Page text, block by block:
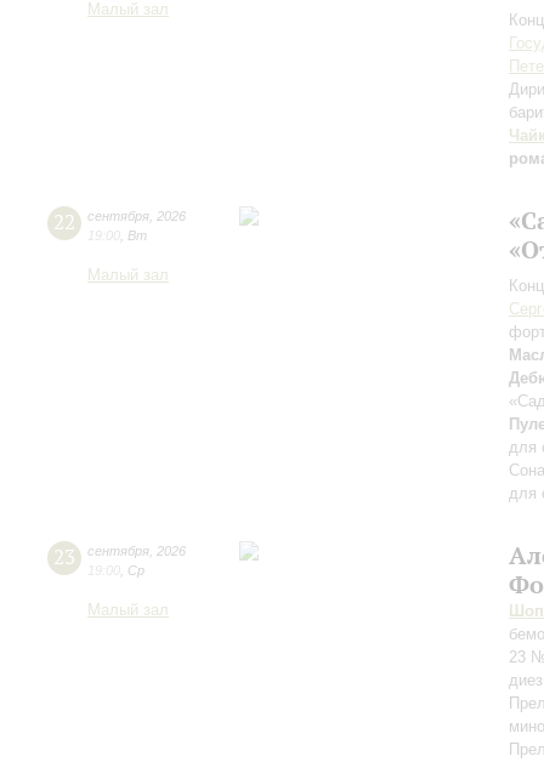
Малый зал
22 сентября 2026
19:00 Вт
Малый зал
для
для
23 сентября 2026
19:00 Ср
Малый зал
23